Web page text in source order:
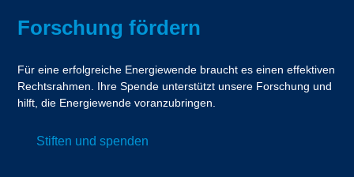
Forschung fördern
Für eine erfolgreiche Energiewende braucht es einen effektiven
Rechtsrahmen. Ihre Spende unterstützt unsere Forschung und
hilft, die Energiewende voranzubringen.
Stiften und spenden